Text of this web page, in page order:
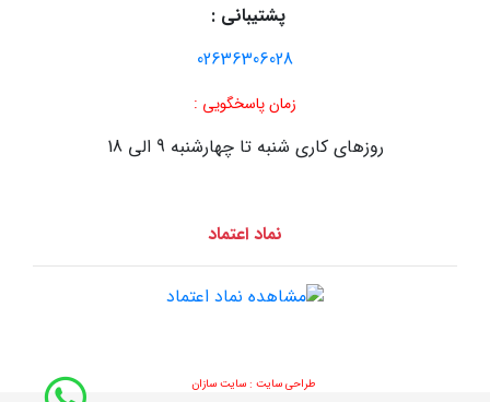
پشتیبانی :
02636306028
زمان پاسخگویی :
روزهای کاری شنبه تا چهارشنبه 9 الی 18
نماد اعتماد
طراحی سایت :سایت سازان